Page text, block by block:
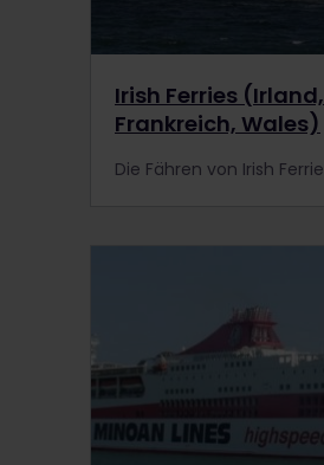
Irish Ferries (Irland,
Frankreich, Wales)